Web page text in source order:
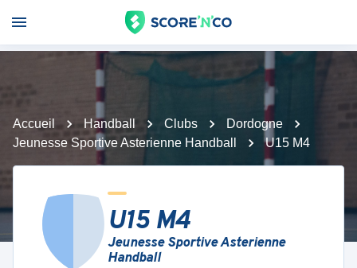
Accueil Handball Clubs
Dordogne
Jeunesse Sportive Asterienne Handball
U15 M4
U15 M4
Jeunesse Sportive Asterienne
Handball